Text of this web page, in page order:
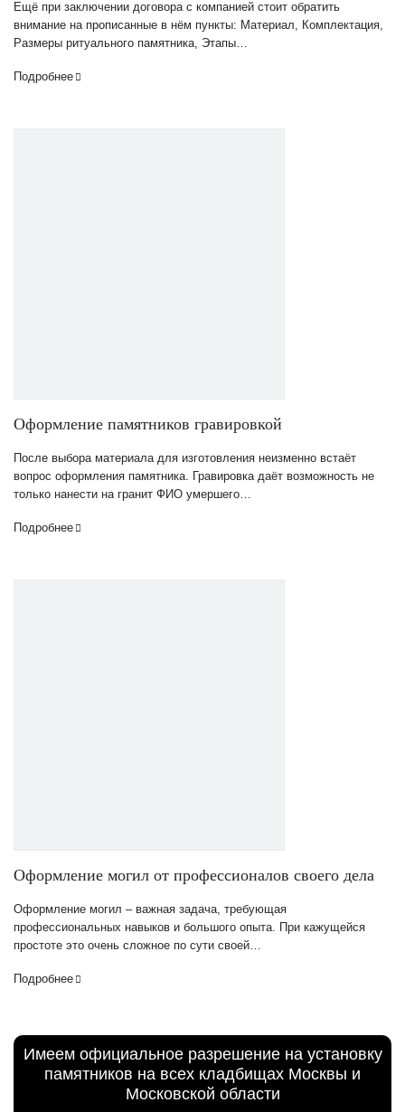
Ещё при заключении договора с компанией стоит обратить
внимание на прописанные в нём пункты: Материал, Комплектация,
Размеры ритуального памятника, Этапы…
Подробнее
Оформление памятников гравировкой
После выбора материала для изготовления неизменно встаёт
вопрос оформления памятника. Гравировка даёт возможность не
только нанести на гранит ФИО умершего…
Подробнее
Оформление могил от профессионалов своего дела
Оформление могил – важная задача, требующая
профессиональных навыков и большого опыта. При кажущейся
простоте это очень сложное по сути своей…
Подробнее
Имеем официальное разрешение на установку
памятников на всех кладбищах Москвы и
Московской области